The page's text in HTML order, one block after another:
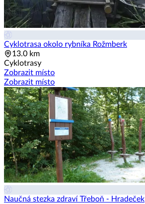
Cyklotrasa okolo rybníka Rožmberk
13.0 km
Cyklotrasy
Zobrazit místo
Zobrazit místo
Naučná stezka zdraví Třeboň - Hradeček